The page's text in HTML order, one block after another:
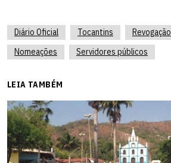
Diário Oficial Tocantins
Revogação
Nomeações
Servidores públicos
LEIA TAMBÉM